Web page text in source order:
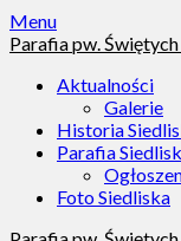
Skip
to
Menu
Parafia pw.
Aktualności
Galerie
Historia
Parafia
Foto Siedliska